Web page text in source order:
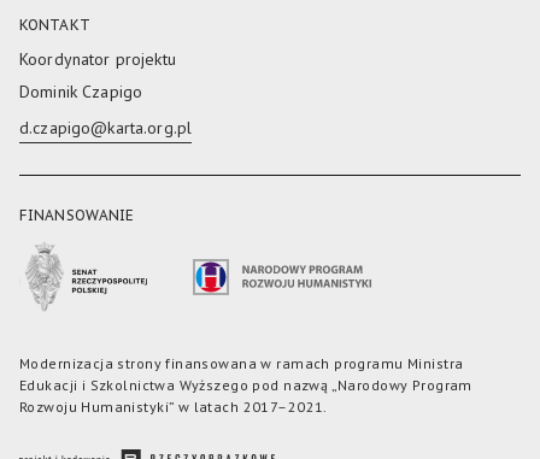
KONTAKT
Koordynator projektu
Dominik Czapigo
d.czapigo@karta.org.pl
FINANSOWANIE
Modernizacja strony finansowana w ramach programu Ministra
Edukacji i Szkolnictwa Wyższego pod nazwą „Narodowy Program
Rozwoju Humanistyki” w latach 2017–2021.